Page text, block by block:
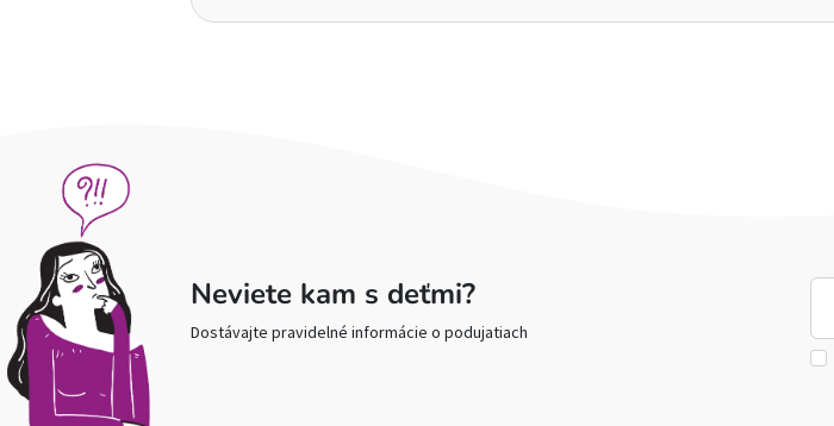
Neviete kam s deťmi?
Dostávajte pravidelné informácie o podujatiach